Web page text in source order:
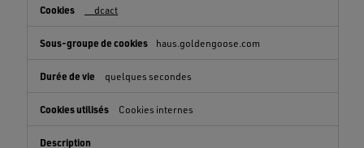
__dcact
haus.goldengoose.com
quelques secondes
Cookies internes